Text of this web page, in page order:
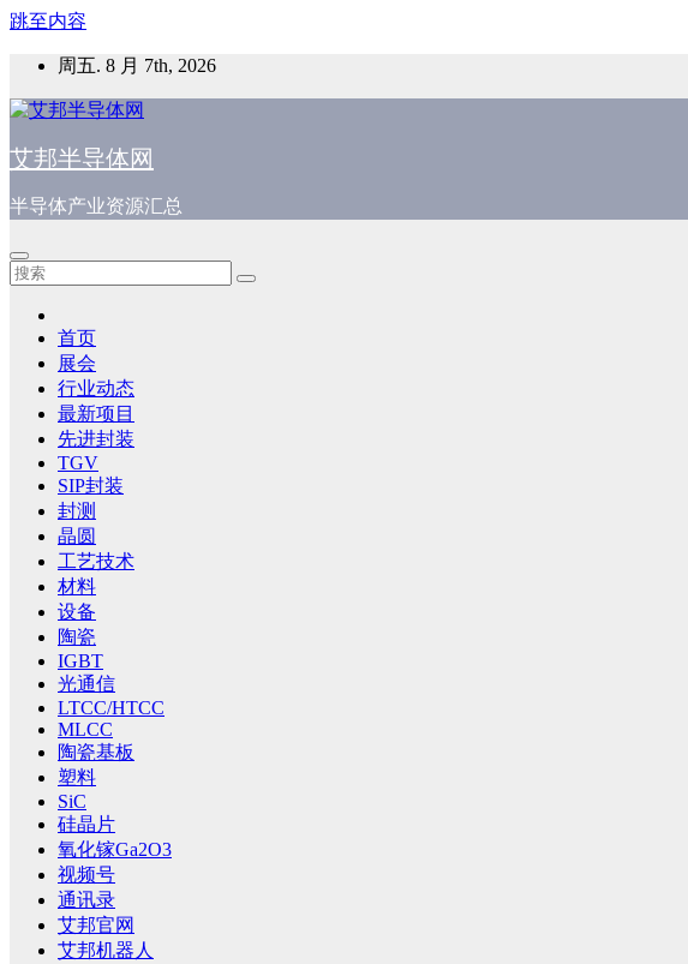
跳至内容
周五. 8 月 7th, 2026
艾邦半导体网
半导体产业资源汇总
首页
展会
行业动态
最新项目
先进封装
TGV
SIP封装
封测
晶圆
工艺技术
材料
设备
陶瓷
IGBT
光通信
LTCC/HTCC
MLCC
陶瓷基板
塑料
SiC
硅晶片
氧化镓Ga2O3
视频号
通讯录
艾邦官网
艾邦机器人